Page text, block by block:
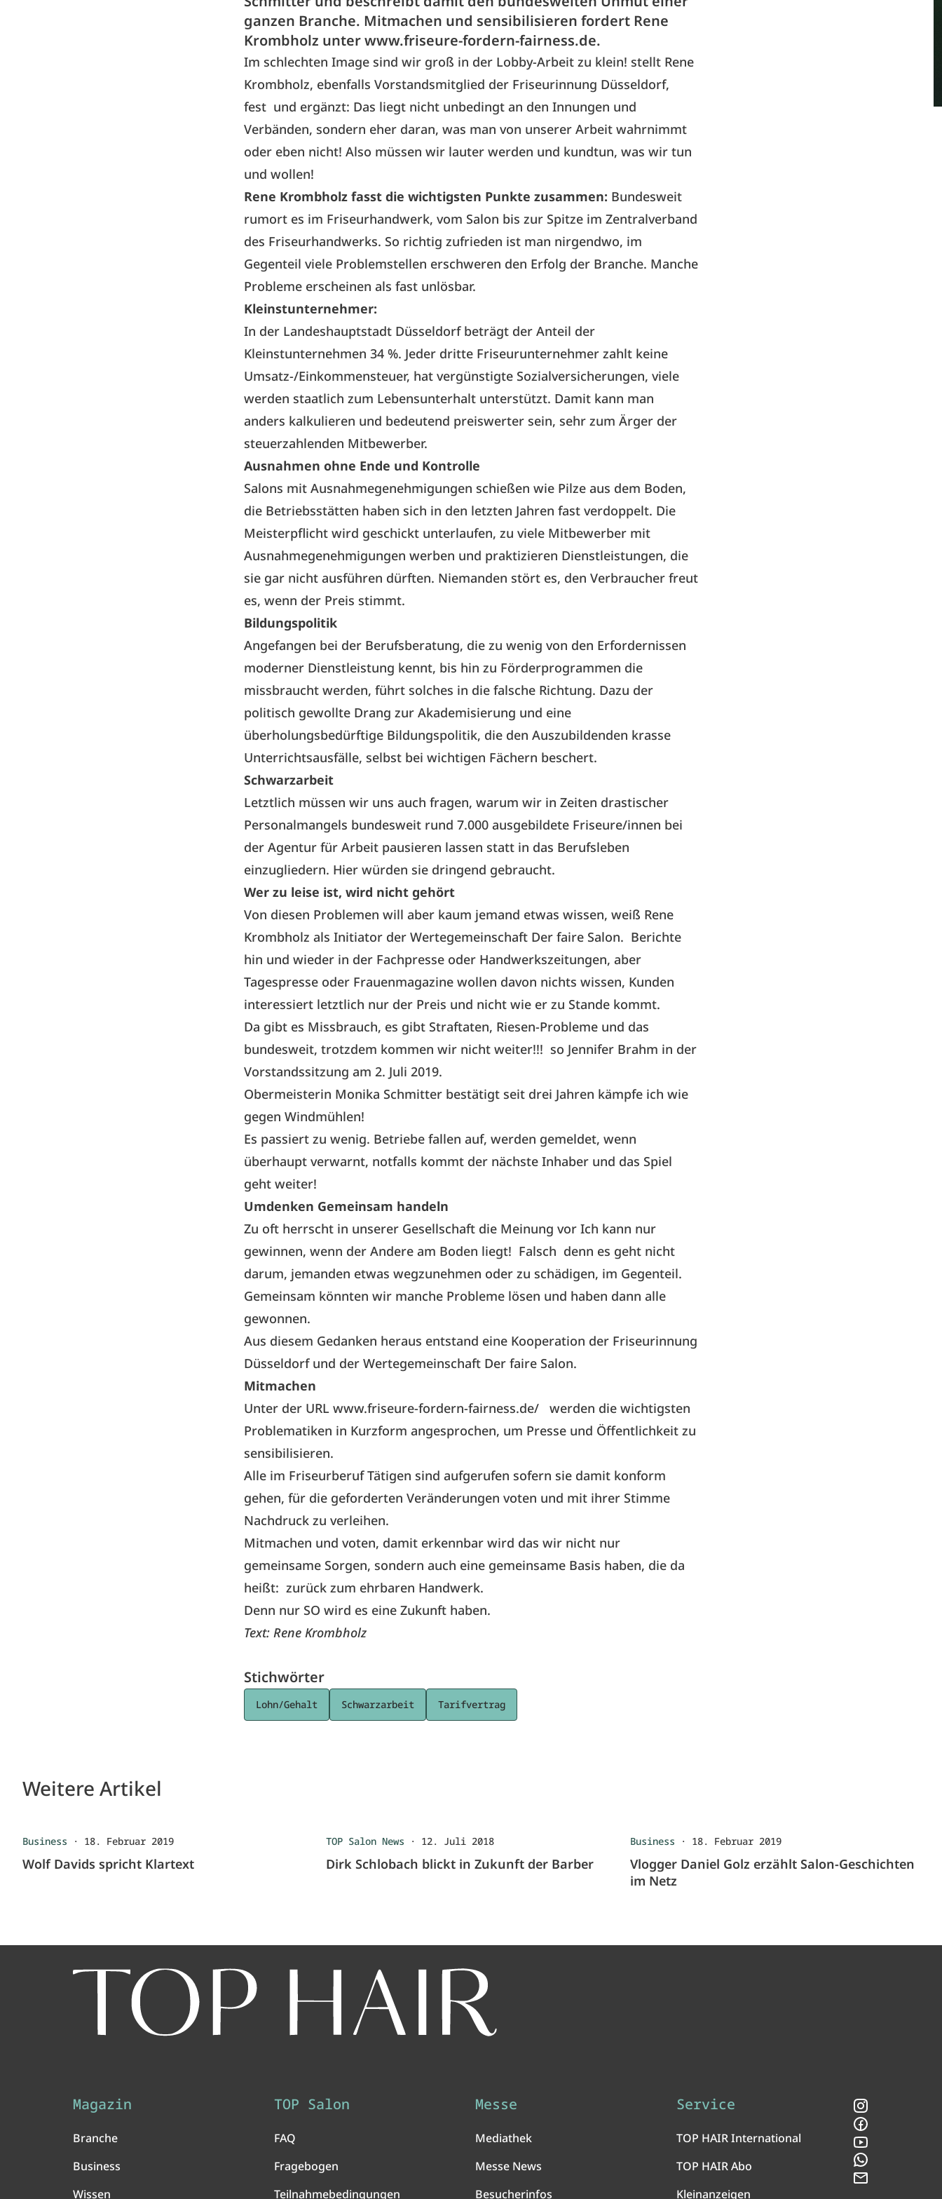
ganzen Branche. Mitmachen und sensibilisieren fordert Rene
Krombholz unter www.friseure-fordern-fairness.de.
Im schlechten Image sind wir groß in der Lobby-Arbeit zu klein! stellt Rene
Krombholz, ebenfalls Vorstandsmitglied der Friseurinnung Düsseldorf,
fest und ergänzt: Das liegt nicht unbedingt an den Innungen und
Verbänden, sondern eher daran, was man von unserer Arbeit wahrnimmt
oder eben nicht! Also müssen wir lauter werden und kundtun, was wir tun
und wollen!
Rene Krombholz fasst die wichtigsten Punkte zusammen: Bundesweit
rumort es im Friseurhandwerk, vom Salon bis zur Spitze im Zentralverband
des Friseurhandwerks. So richtig zufrieden ist man nirgendwo, im
Gegenteil viele Problemstellen erschweren den Erfolg der Branche. Manche
Probleme erscheinen als fast unlösbar.
Kleinstunternehmer:
In der Landeshauptstadt Düsseldorf beträgt der Anteil der
Kleinstunternehmen 34 %. Jeder dritte Friseurunternehmer zahlt keine
Umsatz-/Einkommensteuer, hat vergünstigte Sozialversicherungen, viele
werden staatlich zum Lebensunterhalt unterstützt. Damit kann man
anders kalkulieren und bedeutend preiswerter sein, sehr zum Ärger der
steuerzahlenden Mitbewerber.
Ausnahmen ohne Ende und Kontrolle
Salons mit Ausnahmegenehmigungen schießen wie Pilze aus dem Boden,
die Betriebsstätten haben sich in den letzten Jahren fast verdoppelt. Die
Meisterpflicht wird geschickt unterlaufen, zu viele Mitbewerber mit
Ausnahmegenehmigungen werben und praktizieren Dienstleistungen, die
sie gar nicht ausführen dürften. Niemanden stört es, den Verbraucher freut
es, wenn der Preis stimmt.
Bildungspolitik
Angefangen bei der Berufsberatung, die zu wenig von den Erfordernissen
moderner Dienstleistung kennt, bis hin zu Förderprogrammen die
missbraucht werden, führt solches in die falsche Richtung. Dazu der
politisch gewollte Drang zur Akademisierung und eine
überholungsbedürftige Bildungspolitik, die den Auszubildenden krasse
Unterrichtsausfälle, selbst bei wichtigen Fächern beschert.
Schwarzarbeit
Letztlich müssen wir uns auch fragen, warum wir in Zeiten drastischer
Personalmangels bundesweit rund 7.000 ausgebildete Friseure/innen bei
der Agentur für Arbeit pausieren lassen statt in das Berufsleben
einzugliedern. Hier würden sie dringend gebraucht.
Wer zu leise ist, wird nicht gehört
Von diesen Problemen will aber kaum jemand etwas wissen, weiß Rene
Krombholz als Initiator der Wertegemeinschaft Der faire Salon. Berichte
hin und wieder in der Fachpresse oder Handwerkszeitungen, aber
Tagespresse oder Frauenmagazine wollen davon nichts wissen, Kunden
interessiert letztlich nur der Preis und nicht wie er zu Stande kommt.
Da gibt es Missbrauch, es gibt Straftaten, Riesen-Probleme und das
bundesweit, trotzdem kommen wir nicht weiter!!! so Jennifer Brahm in der
Vorstandssitzung am 2. Juli 2019.
Obermeisterin Monika Schmitter bestätigt seit drei Jahren kämpfe ich wie
gegen Windmühlen!
Es passiert zu wenig. Betriebe fallen auf, werden gemeldet, wenn
überhaupt verwarnt, notfalls kommt der nächste Inhaber und das Spiel
geht weiter!
Umdenken Gemeinsam handeln
Zu oft herrscht in unserer Gesellschaft die Meinung vor Ich kann nur
gewinnen, wenn der Andere am Boden liegt! Falsch denn es geht nicht
darum, jemanden etwas wegzunehmen oder zu schädigen, im Gegenteil.
Gemeinsam könnten wir manche Probleme lösen und haben dann alle
gewonnen.
Aus diesem Gedanken heraus entstand eine Kooperation der Friseurinnung
Düsseldorf und der Wertegemeinschaft Der faire Salon.
Mitmachen
Unter der URL www.friseure-fordern-fairness.de/ werden die wichtigsten
Problematiken in Kurzform angesprochen, um Presse und Öffentlichkeit zu
sensibilisieren.
Alle im Friseurberuf Tätigen sind aufgerufen sofern sie damit konform
gehen, für die geforderten Veränderungen voten und mit ihrer Stimme
Nachdruck zu verleihen.
Mitmachen und voten, damit erkennbar wird das wir nicht nur
gemeinsame Sorgen, sondern auch eine gemeinsame Basis haben, die da
heißt: zurück zum ehrbaren Handwerk.
Denn nur SO wird es eine Zukunft haben.
Text: Rene Krombholz
Stichwörter
Lohn/Gehalt Schwarzarbeit Tarifvertrag
Weitere Artikel
Business · 18. Februar 2019
Wolf Davids spricht Klartext
TOP Salon News · 12. Juli 2018
Dirk Schlobach blickt in Zukunft der Barber
Business · 18. Februar 2019
Vlogger Daniel Golz erzählt Salon-Geschichten
im Netz
Magazin
Branche
Business
Wissen
TOP Salon
FAQ
Fragebogen
Teilnahmebedingungen
Messe
Mediathek
Messe News
Besucherinfos
Service
TOP HAIR International
TOP HAIR Abo
Kleinanzeigen